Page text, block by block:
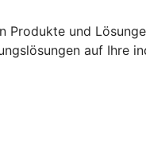
und
auf Ihre